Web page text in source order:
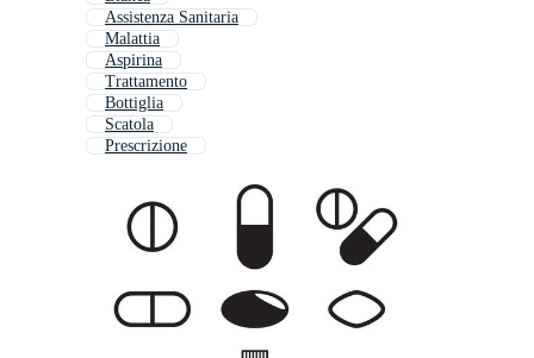
Assistenza Sanitaria
Malattia
Aspirina
Trattamento
Bottiglia
Scatola
Prescrizione